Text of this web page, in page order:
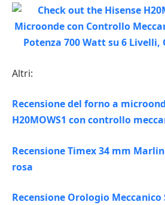
Altri:
Recensione del forno a
H20MOWS1 con controllo
Recensione Timex 34 mm
rosa
Recensione Orologio